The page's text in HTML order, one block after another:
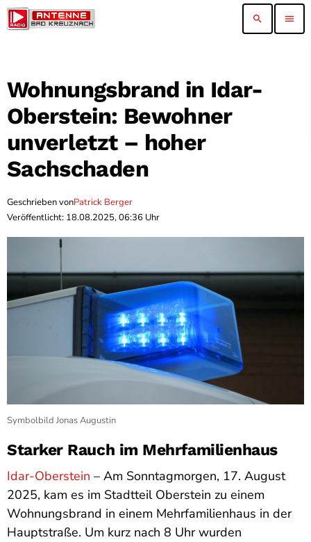
search menu
Wohnungsbrand in Idar-
Oberstein: Bewohner
unverletzt – hoher
Sachschaden
Geschrieben vonPatrick Berger
Veröffentlicht: 18.08.2025, 06:36 Uhr
Symbolbild Jonas Augustin
Starker Rauch im Mehrfamilienhaus
Idar-Oberstein – Am Sonntagmorgen, 17. August
2025, kam es im Stadtteil Oberstein zu einem
Wohnungsbrand in einem Mehrfamilienhaus in der
Hauptstraße. Um kurz nach 8 Uhr wurden